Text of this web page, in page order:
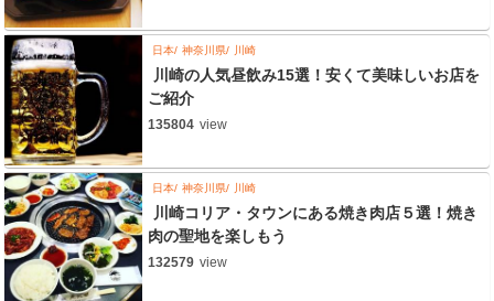
日本 神奈川県 川崎
川崎の人気昼飲み15選！安くて美味しいお店を
ご紹介
135804 view
日本 神奈川県 川崎
川崎コリア・タウンにある焼き肉店５選！焼き
肉の聖地を楽しもう
132579 view